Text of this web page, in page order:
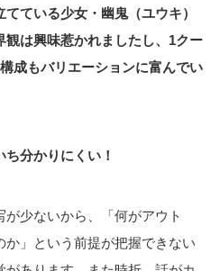
ている少女・幽鬼（ユウキ）
観は興味惹かれましたし、1クー
成もバリエーションに富んでい
分かりにくい！
少ないから、「何がアウト
」という前提が把握できない